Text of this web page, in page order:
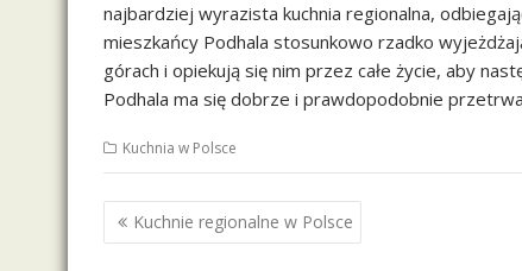
najbardziej wyrazista kuchnia regionalna,
mieszkańcy Podhala stosunkowo rzadko
górach i opiekują się nim przez całe życie, aby
Podhala ma się dobrze i prawdopodobnie
Kuchnia w Polsce
N
a
Kuchnie regionalne w Polsce